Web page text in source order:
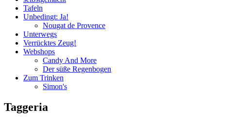
Tafeln
Unbedingt: Ja!
Nougat de Provence
Unterwegs
Verrücktes Zeug!
Webshops
Candy And More
Der süße Regenbogen
Zum Trinken
Simon's
Taggeria